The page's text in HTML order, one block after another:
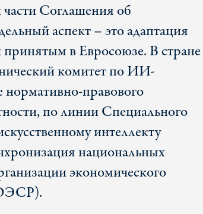
Соглашения об
аспект – это адаптация
в Евросоюзе. В стране
комитет по ИИ-
правового
по линии Специального
интеллекту
национальных
экономического